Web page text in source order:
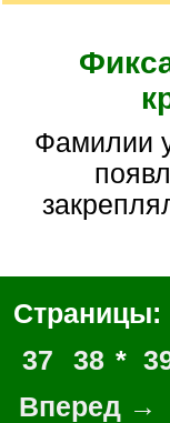
Фамилии у крестьян некоторых категорий начали
Страницы:
37
38 *
Вперед →